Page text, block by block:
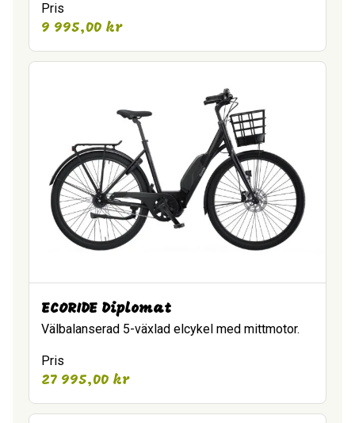
Pris
9 995,00 kr
ECORIDE Diplomat
Välbalanserad 5-växlad elcykel med mittmotor.
Pris
27 995,00 kr